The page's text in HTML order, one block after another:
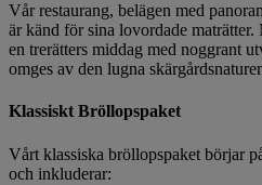
Vår restaurang, belägen med
är känd för sina lovordade
en trerätters middag med noggrant
omges av den lugna
Klassiskt Bröllopspaket
Vårt klassiska bröllopspaket börjar
och inkluderar: